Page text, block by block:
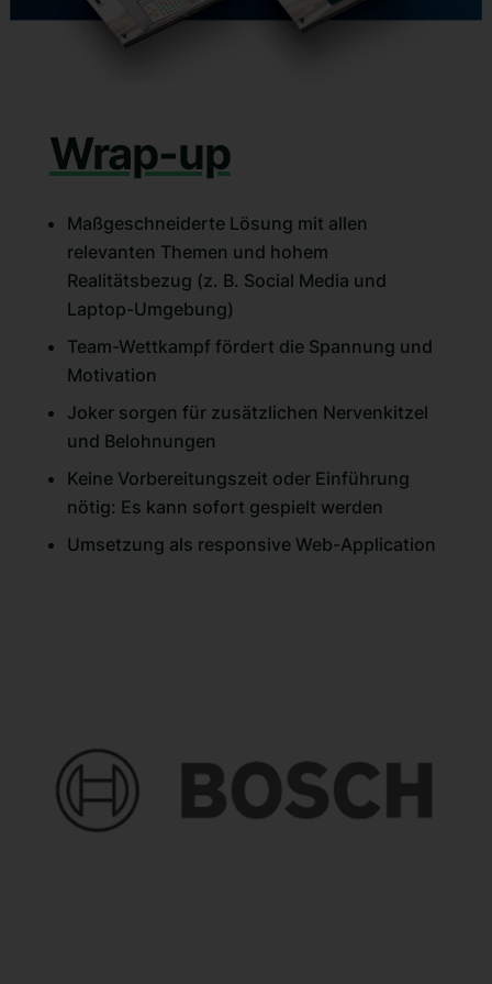
Wrap-up
Maßgeschneiderte Lösung mit allen
relevanten Themen und hohem
Realitätsbezug (z. B. Social Media und
Laptop-Umgebung)
Team-Wettkampf fördert die Spannung und
Motivation
Joker sorgen für zusätzlichen Nervenkitzel
und Belohnungen
Keine Vorbereitungszeit oder Einführung
nötig: Es kann sofort gespielt werden
Umsetzung als responsive Web-Application